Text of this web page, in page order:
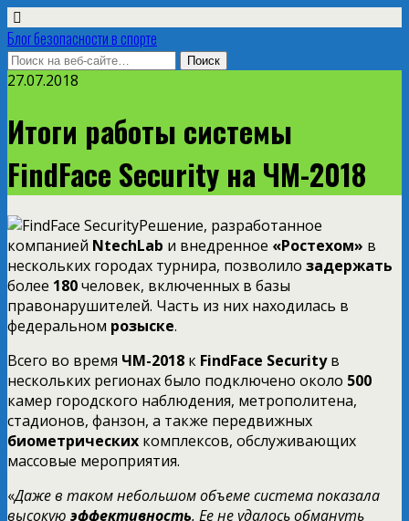
Блог безопасности в спорте
27.07.2018
Итоги работы системы
FindFace Security на ЧМ-2018
Решение, разработанное
компанией NtechLab и внедренное «Ростехом» в
нескольких городах турнира, позволило задержать
более 180человек, включенных в базы
правонарушителей. Часть из них находилась в
федеральном розыске.
Всего во время ЧМ-2018 к FindFace Securityв
нескольких регионах было подключено около 500
камер городского наблюдения, метрополитена,
стадионов, фанзон, а также передвижных
биометрических комплексов, обслуживающих
массовые мероприятия.
«Даже в таком небольшом объеме система показала
высокую эффективность. Ее не удалось обмануть